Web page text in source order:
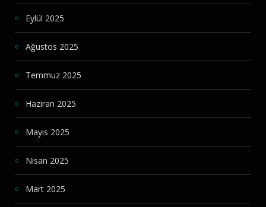
Eylül 2025
Ağustos 2025
Temmuz 2025
Haziran 2025
Mayıs 2025
Nisan 2025
Mart 2025